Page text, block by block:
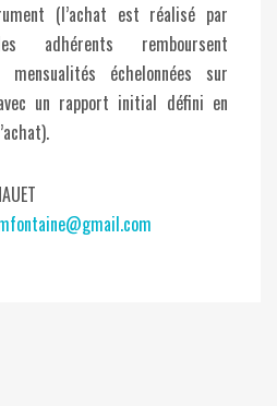
(l’achat est réalisé par
adhérents remboursent
mensualités échelonnées sur
un rapport initial défini en